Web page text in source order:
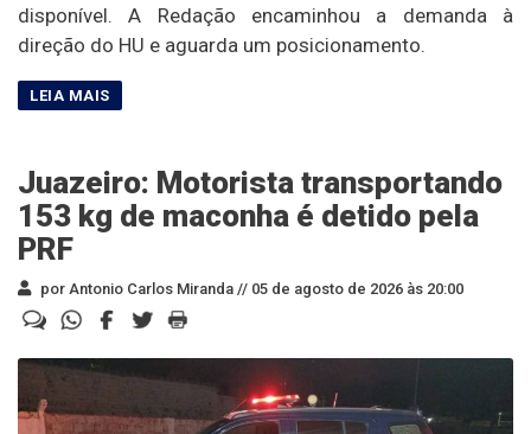
disponível. A Redação encaminhou a demanda à
direção do HU e aguarda um posicionamento.
Juazeiro: Motorista transportando
153 kg de maconha é detido pela
PRF
por Antonio Carlos Miranda // 05 de agosto de 2026 às 20:00